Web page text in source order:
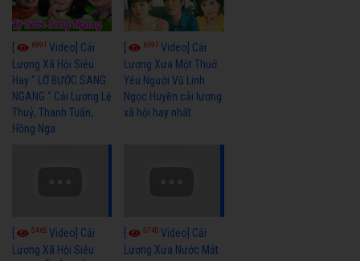
6991 Video] Cải
Lương Xã Hội Siêu
Hay " LỠ BƯỚC SANG
NGANG " Cải Lương Lệ
Thuỷ, Thanh Tuấn,
Hồng Nga
6397Video] Cải
Lương Xưa Một Thuở
Yêu Người Vũ Linh
Ngọc Huyền cải lương
xã hội hay nhất
5465 Video] Cải
Lương Xã Hội Siêu
5740Video] Cải
Lương Xưa Nước Mắt